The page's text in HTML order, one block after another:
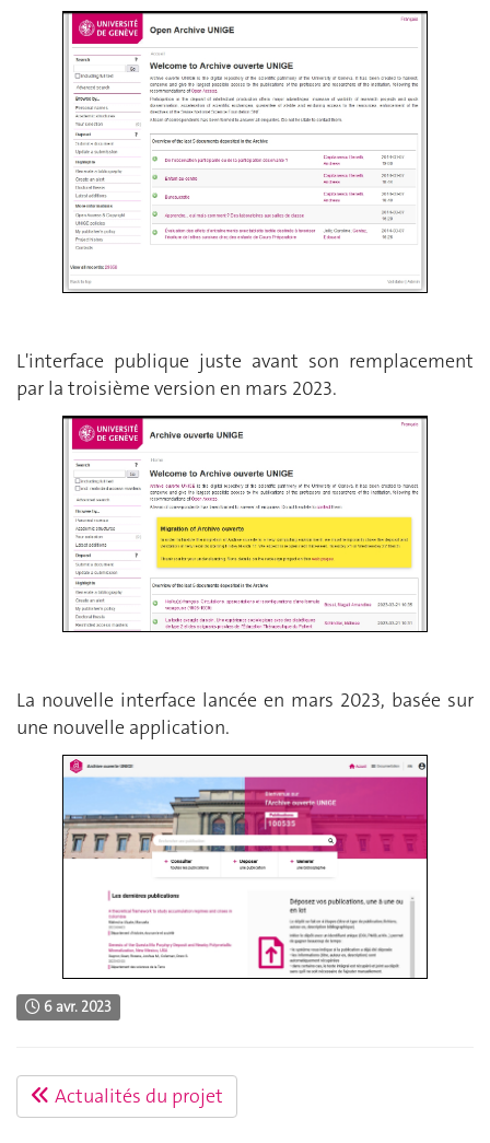
L'interface publique juste avant son remplacement
par la troisième version en mars 2023.
La nouvelle interface lancée en mars 2023, basée sur
une nouvelle application.
6 avr. 2023
Actualités du projet